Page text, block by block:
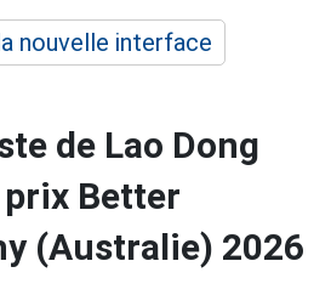
nouvelle interface
de Lao Dong
Better
(Australie) 2026